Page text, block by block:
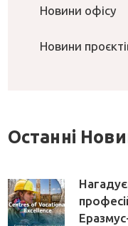
Новини офісу
Новини
Останні